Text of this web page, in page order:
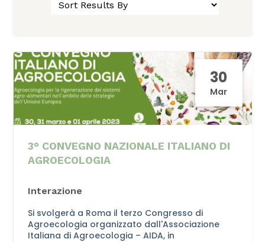
30
Mar
3° CONVEGNO NAZIONALE ITALIANO DI
AGROECOLOGIA
Interazione
Si svolgerà a Roma il terzo Congresso di
Agroecologia organizzato dall'Associazione
Italiana di Agroecologia – AIDA, in